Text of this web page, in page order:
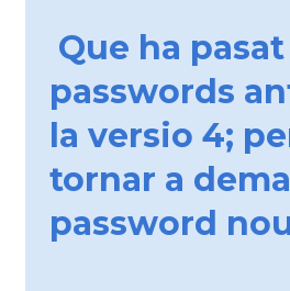
Que ha
passwords
la versio 4;
tornar a
password